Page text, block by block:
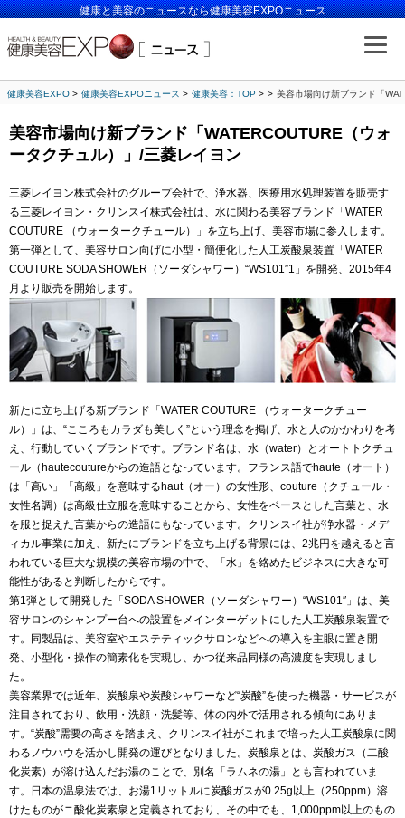
健康と美容のニュースなら健康美容EXPOニュース
健康美容EXPO 健康美容EXPOニュース 健康美容：TOP 美容市場向け新ブランド「
美容市場向け新ブランド「WATERCOUTURE（ウォ
ータクチュル）」/三菱レイヨン
三菱レイヨン株式会社のグループ会社で、浄水器、医療用水処理装置を販売す
る三菱レイヨン・クリンスイ株式会社は、水に関わる美容ブランド「WATER
COUTURE （ウォータークチュール）」を立ち上げ、美容市場に参入します。
第一弾として、美容サロン向げに小型・簡便化した人工炭酸泉装置「WATER
COUTURE SODA SHOWER（ソーダシャワー）“WS101″1」を開発、2015年4
月より販売を開始します。
新たに立ち上げる新ブランド「WATER COUTURE （ウォータークチュー
ル）」は、“こころもカラダも美しく”という理念を掲げ、水と人のかかわりを考
え、行動していくブランドです。ブランド名は、水（water）とオートトクチュ
ール（hautecoutureからの造語となっています。フランス語でhaute（オート）
は「高い」「高級」を意味するhaut（オー）の女性形、couture（クチュール・
女性名調）は高級仕立服を意味することから、女性をベースとした言葉と、水
を服と捉えた言葉からの造語にもなっています。クリンスイ社が浄水器・メデ
ィカル事業に加え、新たにブランドを立ち上げる背景には、2兆円を越えると言
われている巨大な規模の美容市場の中で、「水」を絡めたビジネスに大きな可
能性があると判断したからです。
第1弾として開発した「SODA SHOWER（ソーダシャワー）“WS101″」は、美
容サロンのシャンプー台への設置をメインターゲットにした人工炭酸泉装置で
す。同製品は、美容室やエステティックサロンなどへの導入を主眼に置き開
発、小型化・操作の簡素化を実現し、かつ従来品同様の高濃度を実現しまし
た。
美容業界では近年、炭酸泉や炭酸シャワーなど“炭酸”を使った機器・サービスが
注目されており、飲用・洗顔・洗髪等、体の内外で活用される傾向にありま
す。“炭酸”需要の高さを踏まえ、クリンスイ社がこれまで培った人工炭酸泉に関
わるノウハウを活かし開発の運びとなりました。炭酸泉とは、炭酸ガス（二酸
化炭素）が溶け込んだお湯のことで、別名「ラムネの湯」とも言われていま
す。日本の温泉法では、お湯1リットルに炭酸ガスが0.25g以上（250ppm）溶
けたものがニ酸化炭素泉と定義されており、その中でも、1,000ppm以上のもの